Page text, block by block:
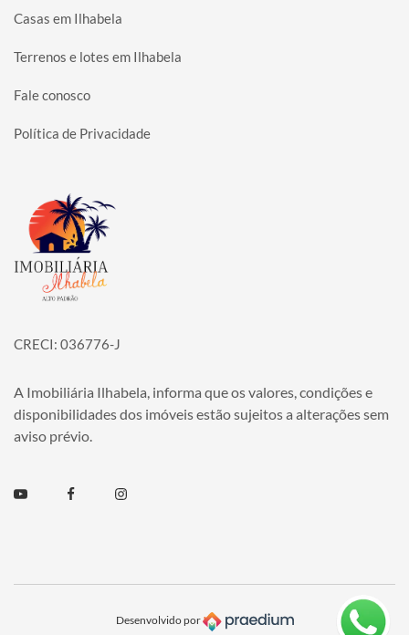
Casas em Ilhabela
Terrenos e lotes em Ilhabela
Fale conosco
Política de Privacidade
Página inicial
CRECI: 036776-J
A Imobiliária Ilhabela, informa que os valores, condições e
disponibilidades dos imóveis estão sujeitos a alterações sem
aviso prévio.
Youtube FacebookInstagram
Desenvolvido por